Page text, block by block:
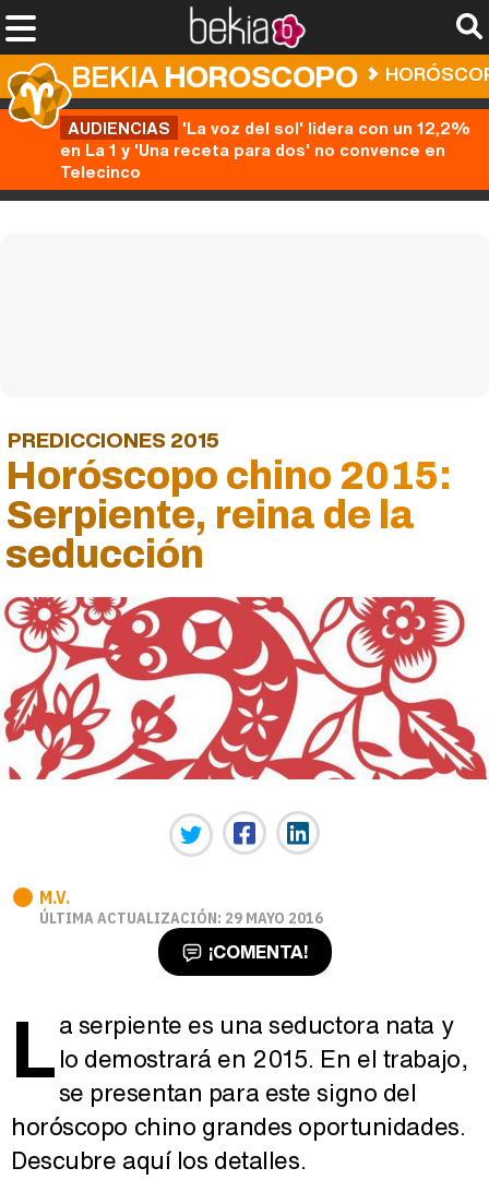
BEKIAHOROSCOPO
AUDIENCIAS 'La voz del sol' lidera con un 12,2%
en La 1 y 'Una receta para dos' no convence en
Telecinco
PREDICCIONES 2015
Horóscopo chino 2015:
Serpiente, reina de la
seducción
M.V.
ÚLTIMA ACTUALIZACIÓN: 29 MAYO 2016
¡COMENTA!
La serpiente es una seductora nata y
lo demostrará en 2015. En el trabajo,
se presentan para este signo del
horóscopo chino grandes oportunidades.
Descubre aquí los detalles.